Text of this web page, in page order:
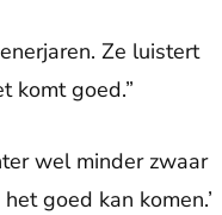
Ze luistert
komt goed.”
wel minder zwaar
goed kan komen.’